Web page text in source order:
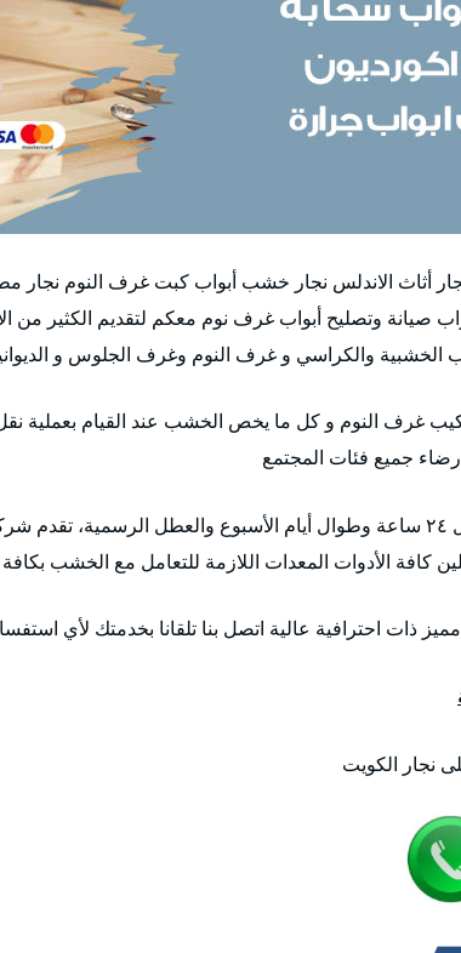
أثاث الاندلس نجار خشب أبواب كبت غرف النوم نجار
صيانة وتصليح أبواب غرف نوم معكم لتقديم الكثير من
الخشبية والكراسي و غرف النوم وغرف الجلوس و
غرف النوم و كل ما يخص الخشب عند القيام بعملية نقل
جميع فئات المجتمع
خدماتنا متوفرة على مدار ال ٢٤ ساعة وطوال أيام الأسبوع والعطل
كافة الأدوات المعدات اللازمة للتعامل مع الخشب بكافة
ذات احترافية عالية اتصل بنا تلقانا بخدمتك لأي
نجار الكويت